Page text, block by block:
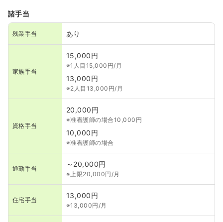
諸手当
残業手当 あり
家族手当
15,000円
※1人目15,000円/月
13,000円
※2人目13,000円/月
資格手当
20,000円
※准看護師の場合10,000円
10,000円
※准看護師の場合
通勤手当
～20,000円
※上限20,000円/月
住宅手当
13,000円
※13,000円/月